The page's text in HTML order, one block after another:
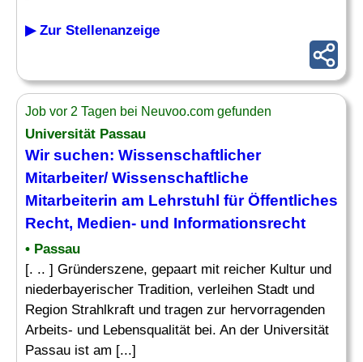
▶ Zur Stellenanzeige
Job vor 2 Tagen bei Neuvoo.com gefunden
Universität Passau
Wir suchen: Wissenschaftlicher
Mitarbeiter/ Wissenschaftliche
Mitarbeiterin am Lehrstuhl für Öffentliches
Recht, Medien- und Informationsrecht
• Passau
[. .. ] Gründerszene, gepaart mit reicher Kultur und
niederbayerischer Tradition, verleihen Stadt und
Region Strahlkraft und tragen zur hervorragenden
Arbeits- und Lebensqualität bei. An der Universität
Passau ist am [...]